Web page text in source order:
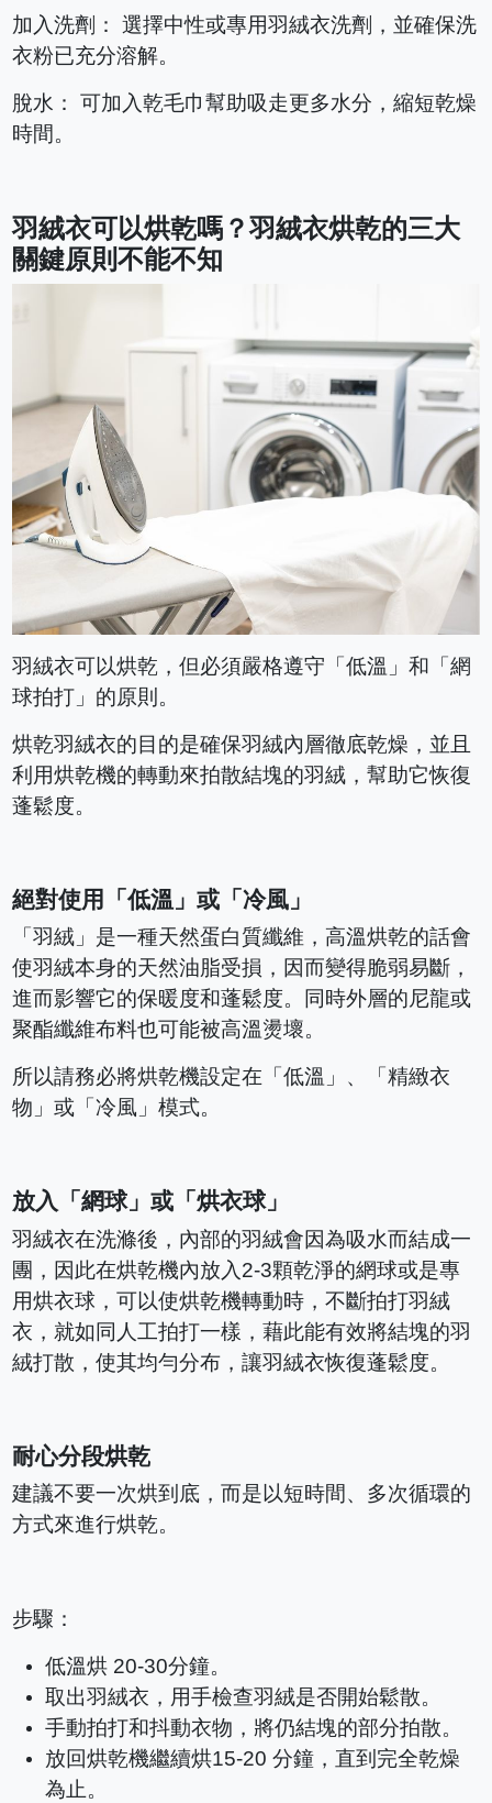
加入洗劑： 選擇中性或專用羽絨衣洗劑，並確保洗
衣粉已充分溶解。
脫水： 可加入乾毛巾幫助吸走更多水分，縮短乾燥
時間。
羽絨衣可以烘乾嗎？羽絨衣烘乾的三大
關鍵原則不能不知
羽絨衣可以烘乾，但必須嚴格遵守「低溫」和「網
球拍打」的原則。
烘乾羽絨衣的目的是確保羽絨內層徹底乾燥，並且
利用烘乾機的轉動來拍散結塊的羽絨，幫助它恢復
蓬鬆度。
絕對使用「低溫」或「冷風」
「羽絨」是一種天然蛋白質纖維，高溫烘乾的話會
使羽絨本身的天然油脂受損，因而變得脆弱易斷，
進而影響它的保暖度和蓬鬆度。同時外層的尼龍或
聚酯纖維布料也可能被高溫燙壞。
所以請務必將烘乾機設定在「低溫」、「精緻衣
物」或「冷風」模式。
放入「網球」或「烘衣球」
羽絨衣在洗滌後，內部的羽絨會因為吸水而結成一
團，因此在烘乾機內放入2-3顆乾淨的網球或是專
用烘衣球，可以使烘乾機轉動時，不斷拍打羽絨
衣，就如同人工拍打一樣，藉此能有效將結塊的羽
絨打散，使其均勻分布，讓羽絨衣恢復蓬鬆度。
耐心分段烘乾
建議不要一次烘到底，而是以短時間、多次循環的
方式來進行烘乾。
步驟：
低溫烘 20-30分鐘。
取出羽絨衣，用手檢查羽絨是否開始鬆散。
手動拍打和抖動衣物，將仍結塊的部分拍散。
放回烘乾機繼續烘15-20 分鐘，直到完全乾燥
為止。